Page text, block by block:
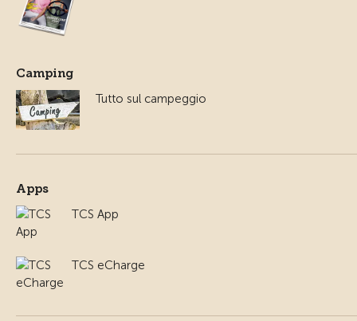
Camping
Tutto sul campeggio
Apps
TCS App
TCS eCharge